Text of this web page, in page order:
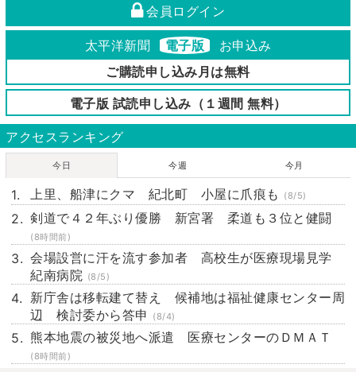
会員ログイン
太平洋新聞 電子版
お申込み
ご購読申し込み月は無料
電子版 試読申し込み（１週間 無料）
アクセスランキング
今日 今週 今月
上里、船津にクマ 紀北町 小屋に爪痕も (8/5)
剣道で４２年ぶり優勝 新宮署 柔道も３位と健闘
(8時間前)
会場設営に汗を流す参加者 高校生が医療現場見学
紀南病院 (8/5)
新庁舎は移転建て替え 候補地は福祉健康センター周
辺 検討委から答申
(8/4)
熊本地震の被災地へ派遣 医療センターのＤＭＡＴ
(8時間前)